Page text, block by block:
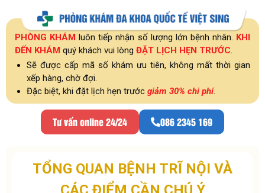
PHÒNG KHÁM luôn tiếp nhận số lượng lớn bệnh nhân. KHI
ĐẾN KHÁM quý khách vui lòng ĐẶT LỊCH HẸN TRƯỚC.
Sẽ được cấp mã số khám ưu tiên, không mất thời gian
xếp hàng, chờ đợi.
Đặc biệt, khi đặt lịch hẹn trước giảm 30% chi phí.
Tư vấn online 24/24 086 2345 169
TỔNG QUAN BỆNH TRĨ NỘI VÀ